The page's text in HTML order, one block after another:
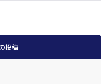
投稿